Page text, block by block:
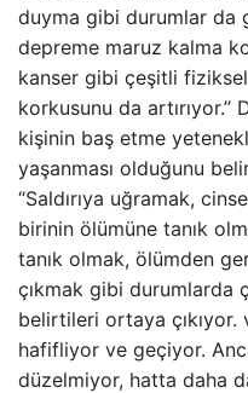
duyma gibi durumlar da
depreme maruz kalma
kanser gibi çeşitli
korkusunu da
kişinin baş etme
yaşanması olduğunu
“Saldırıya uğramak,
birinin ölümüne tanık
tanık olmak, ölümden
çıkmak gibi durumlarda
belirtileri ortaya çıkıyor.
hafifliyor ve geçiyor.
düzelmiyor, hatta daha